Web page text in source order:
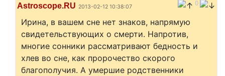
Astroscope.RU 2013-02-12 10:38:07 0
Ирина, в вашем сне нет знаков, напрямую
свидетельствующих о смерти. Напротив,
многие сонники рассматривают бедность и
хлев во сне, как пророчество скорого
благополучия. А умершие родственники